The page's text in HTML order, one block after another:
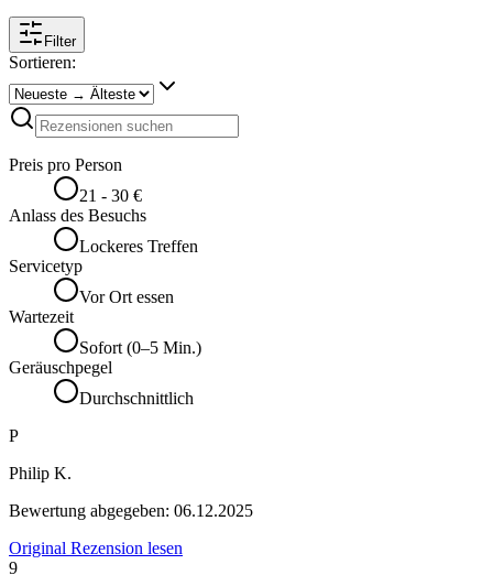
Filter
Sortieren:
Preis pro Person
21 - 30 €
Anlass des Besuchs
Lockeres Treffen
Servicetyp
Vor Ort essen
Wartezeit
Sofort (0–5 Min.)
Geräuschpegel
Durchschnittlich
P
Philip K.
Bewertung abgegeben: 06.12.2025
Original Rezension lesen
9